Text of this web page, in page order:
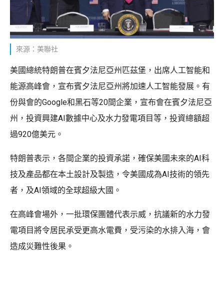
來源：美聯社
美國總統特朗普在賓夕法尼亞州匹茲堡，出席人工智能和
能源高峰會，宣布賓夕法尼亞州將加速人工智能發展。有
份與會的Google和黑石等20間企業，宣布會在賓夕法尼亞
州，投資興建AI數據中心及水力發電項目等，投資總額超
過920億美元。
特朗普表示，各間企業的投資承諾，確保美國未來的AI科
技及產品都在本土設計及製造，令美國成為AI技術的領先
者，及AI領域的全球超級大國。
在高峰會場外，一批環保團體代表示威，抗議新的水力發
電項目將令居民承受更高水電費，受污染的水排入海，會
造成災難性後果。